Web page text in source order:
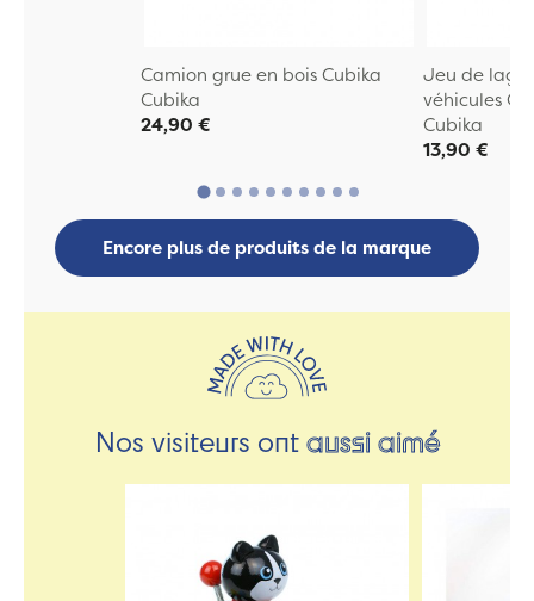
Camion grue en bois Cubika
Cubika
24,90 €
Jeu de
véhicules C...
Cubika
13,90 €
Encore plus de produits de la marque
Nos visiteurs ontaussi aimé